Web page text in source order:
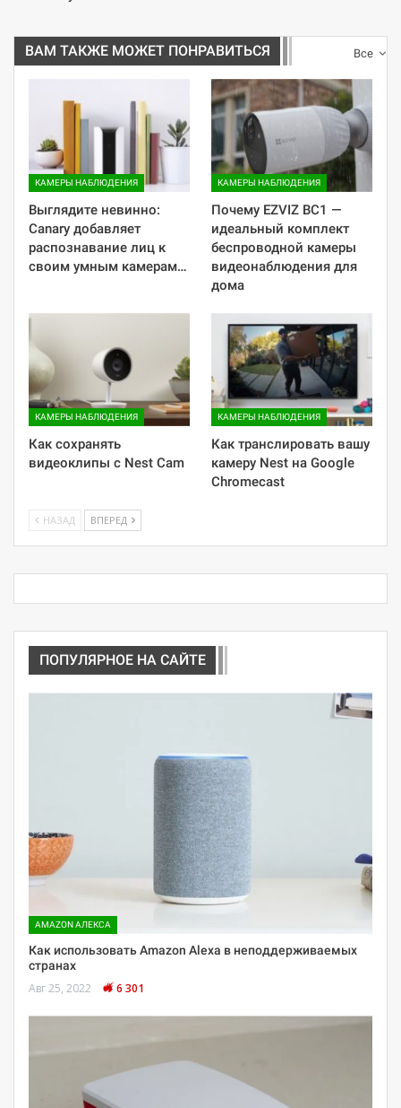
Все
ВАМ ТАКЖЕ МОЖЕТ ПОНРАВИТЬСЯ
КАМЕРЫ НАБЛЮДЕНИЯ
​Выглядите невинно:
Canary добавляет
распознавание лиц к
своим умным камерам…
КАМЕРЫ НАБЛЮДЕНИЯ
Почему EZVIZ BC1 —
идеальный комплект
беспроводной камеры
видеонаблюдения для
дома
КАМЕРЫ НАБЛЮДЕНИЯ
Как сохранять
видеоклипы с Nest Cam
КАМЕРЫ НАБЛЮДЕНИЯ
Как транслировать вашу
камеру Nest на Google
Chromecast
НАЗАД ВПЕРЕД
ПОПУЛЯРНОЕ НА САЙТЕ
AMAZON АЛЕКСА
Как использовать Amazon Alexa в неподдерживаемых
странах
Авг 25, 2022 6 301